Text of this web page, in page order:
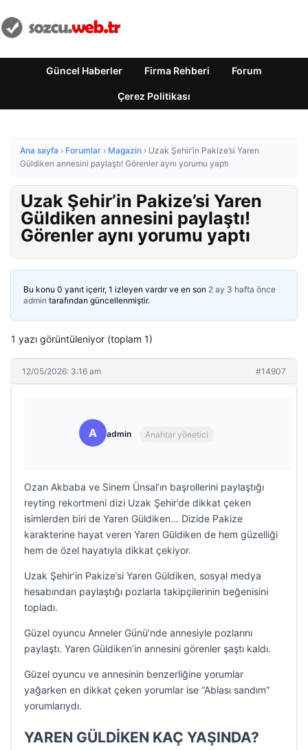
Güncel Haberler Firma Rehberi Forum
Çerez Politikası
Ana sayfa › Forumlar › Magazin › Uzak Şehir’in Pakize’si Yaren
Güldiken annesini paylaştı! Görenler aynı yorumu yaptı
Uzak Şehir’in Pakize’si Yaren
Güldiken annesini paylaştı!
Görenler aynı yorumu yaptı
Bu konu 0 yanıt içerir, 1 izleyen vardır ve en son 2 ay 3 hafta önce
admin tarafından güncellenmiştir.
1 yazı görüntüleniyor (toplam 1)
12/05/2026: 3:16 am #14907
A admin Anahtar yönetici
Ozan Akbaba ve Sinem Ünsal’ın başrollerini paylaştığı
reyting rekortmeni dizi Uzak Şehir’de dikkat çeken
isimlerden biri de Yaren Güldiken… Dizide Pakize
karakterine hayat veren Yaren Güldiken de hem güzelliği
hem de özel hayatıyla dikkat çekiyor.
Uzak Şehir’in Pakize’si Yaren Güldiken, sosyal medya
hesabından paylaştığı pozlarla takipçilerinin beğenisini
topladı.
Güzel oyuncu Anneler Günü’nde annesiyle pozlarını
paylaştı. Yaren Güldiken’in annesini görenler şaştı kaldı.
Güzel oyuncu ve annesinin benzerliğine yorumlar
yağarken en dikkat çeken yorumlar ise “Ablası sandım”
yorumlarıydı.
YAREN GÜLDİKEN KAÇ YAŞINDA?